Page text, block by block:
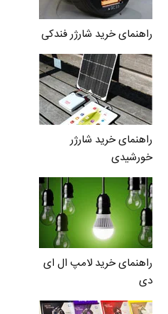
راهنمای خرید شارژر فندکی
راهنمای خرید شارژر
خورشیدی
راهنمای خرید لامپ ال ای
دی